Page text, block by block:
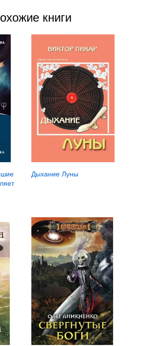
книги
Дыхание Луны